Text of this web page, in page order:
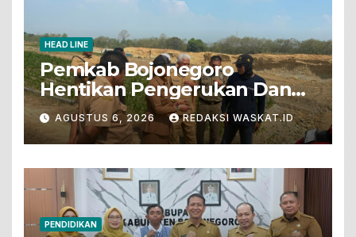
HEAD LINE
Pemkab Bojonegoro
Hentikan Pengerukan Dan
Penjualan Tanah Dari Lahan
Pertanian
AGUSTUS 6, 2026 REDAKSI WASKAT.ID
PENDIDIKAN